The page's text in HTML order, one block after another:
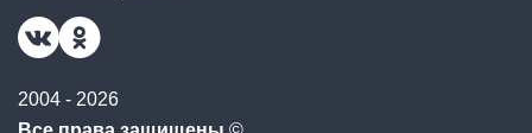
2004 - 2026